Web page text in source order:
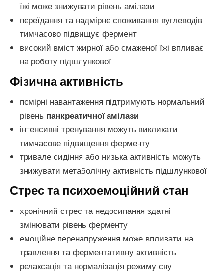
їжі може знижувати рівень амілази
переїдання та надмірне споживання вуглеводів
тимчасово підвищує фермент
високий вміст жирної або смаженої їжі впливає
на роботу підшлункової
Фізична активність
помірні навантаження підтримують нормальний
рівень панкреатичної амілази
інтенсивні тренування можуть викликати
тимчасове підвищення ферменту
тривале сидіння або низька активність можуть
знижувати метаболічну активність підшлункової
Стрес та психоемоційний стан
хронічний стрес та недосипання здатні
змінювати рівень ферменту
емоційне перенапруження може впливати на
травлення та ферментативну активність
релаксація та нормалізація режиму сну